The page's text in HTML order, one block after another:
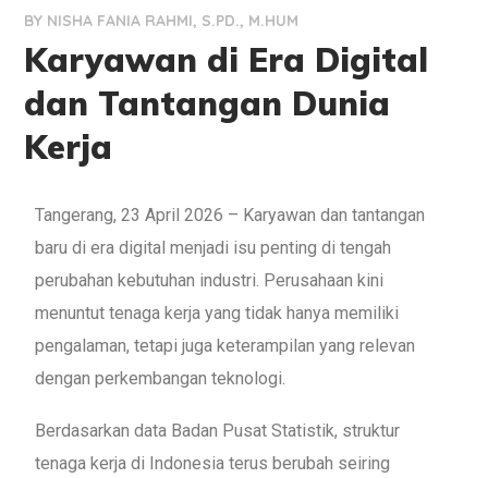
BY NISHA FANIA RAHMI, S.PD., M.HUM
Karyawan di Era Digital
dan Tantangan Dunia
Kerja
Tangerang, 23 April 2026 – Karyawan dan tantangan
baru di era digital menjadi isu penting di tengah
perubahan kebutuhan industri. Perusahaan kini
menuntut tenaga kerja yang tidak hanya memiliki
pengalaman, tetapi juga keterampilan yang relevan
dengan perkembangan teknologi.
Berdasarkan data Badan Pusat Statistik, struktur
tenaga kerja di Indonesia terus berubah seiring